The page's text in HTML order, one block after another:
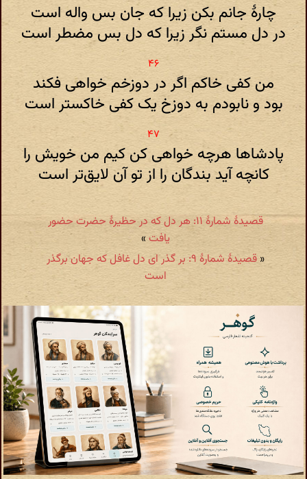
چارهٔ جانم بکن زیرا که جان بس واله است
در دل مستم نگر زیرا که دل بس مضطر است
من کفی خاکم اگر در دوزخم خواهی فکند
بود و نابودم به دوزخ یک کفی خاکستر است
پادشاها هرچه خواهی کن کیم من خویش را
کانچه آید بندگان را از تو آن لایق‌تر است
قصیدهٔ شمارهٔ ۱۱: هر دل که در حظیرهٔ حضرت حضور
یافت »
«
قصیدهٔ شمارهٔ ۹: بر گذر ای دل غافل که جهان برگذر
است